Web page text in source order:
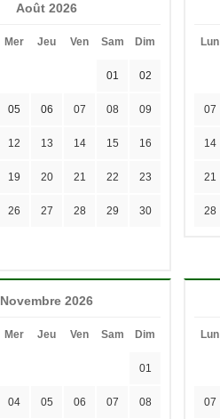
Août 2026
Mer Jeu Ven Sam Dim
01 02
05 06 07 08 09
12 13 14 15 16
19 20 21 22 23
26 27 28 29 30
Lun
07
14
21
28
Novembre 2026
Mer Jeu Ven Sam Dim
01
04 05 06 07 08
Lun
07